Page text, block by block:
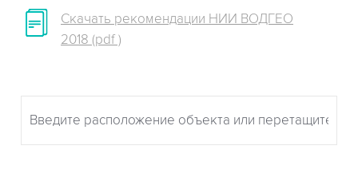
Скачать рекомендации НИИ ВОДГЕО
2018 (pdf )